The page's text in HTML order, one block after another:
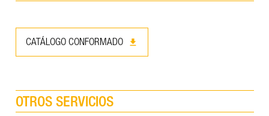
CATÁLOGO CONFORMADO download
OTROS SERVICIOS